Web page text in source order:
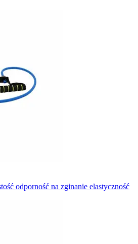
odporność na zginanie elastyczność